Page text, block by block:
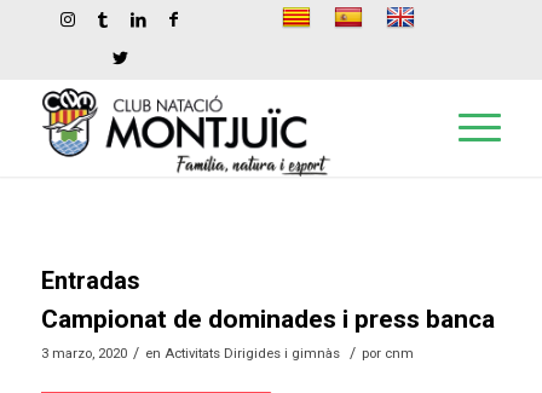
Entradas
Campionat de dominades i press banca
3 marzo, 2020 / en Activitats Dirigides i gimnàs / por cnm